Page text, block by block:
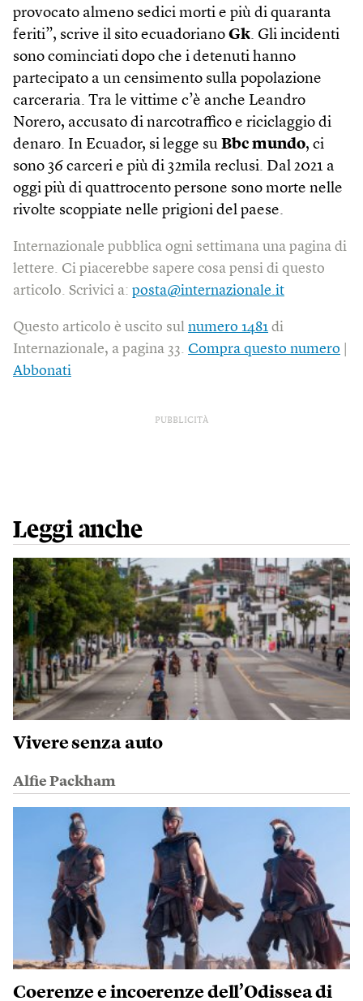
provocato almeno sedici morti e più di quaranta
feriti”, scrive il sito ecuadoriano Gk. Gli incidenti
sono cominciati dopo che i detenuti hanno
partecipato a un censimento sulla popolazione
carceraria. Tra le vittime c’è anche Leandro
Norero, accusato di narcotraffico e riciclaggio di
denaro. In Ecuador, si legge su Bbc mundo, ci
sono 36 carceri e più di 32mila reclusi. Dal 2021 a
oggi più di quattrocento persone sono morte nelle
rivolte scoppiate nelle prigioni del paese.
Internazionale pubblica ogni settimana una pagina di
lettere. Ci piacerebbe sapere cosa pensi di questo
articolo. Scrivici a: posta@internazionale.it
Questo articolo è uscito sul numero 1481 di
Internazionale, a pagina 33. Compra questo numero
Abbonati
PUBBLICITÀ
Leggi anche
Vivere senza auto
Alfie Packham
Coerenze e incoerenze dell’Odissea di